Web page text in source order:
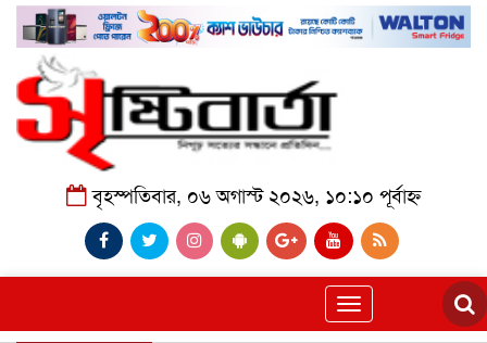
বৃহস্পতিবার, ০৬ অগাস্ট ২০২৬, ১০:১০ পূর্বাহ্ন
Toggle
navigation